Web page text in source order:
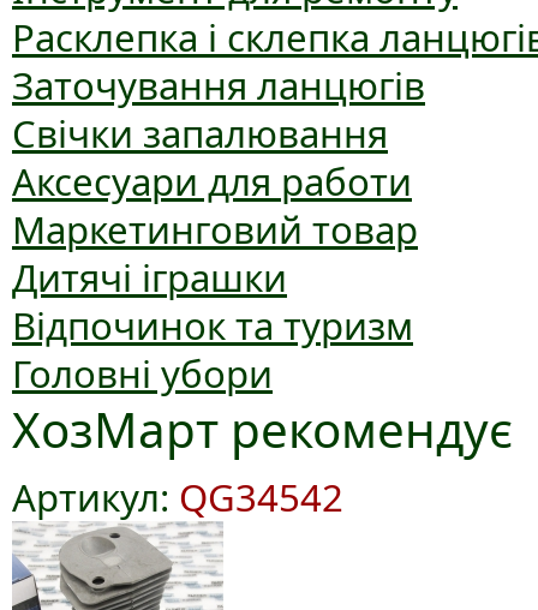
Расклепка і склепка
Заточування ланцюгів
Свічки запалювання
Аксесуари для работи
Маркетинговий товар
Дитячі іграшки
Відпочинок та туризм
Головні убори
ХозМарт рекомендує
Артикул: QG34542